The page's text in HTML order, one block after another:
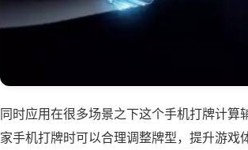
同时应用在很多场景之下这个手机打牌计
家手机打牌时可以合理调整牌型，提升游戏